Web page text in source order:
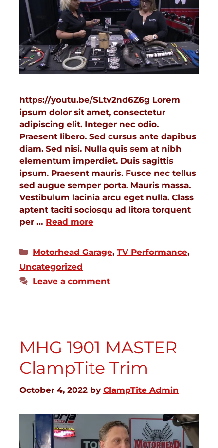
https://youtu.be/SLtv2nd6Z6g Lorem
ipsum dolor sit amet, consectetur
adipiscing elit. Integer nec odio.
Praesent libero. Sed cursus ante dapibus
diam. Sed nisi. Nulla quis sem at nibh
elementum imperdiet. Duis sagittis
ipsum. Praesent mauris. Fusce nec tellus
sed augue semper porta. Mauris massa.
Vestibulum lacinia arcu eget nulla. Class
aptent taciti sociosqu ad litora torquent
per … Read more
Motorhead Garage,TV Performance,
Uncategorized
Leave a comment
MHG 1901 MASTER
ClampTite Trim
October 4, 2022 by ClampTite Admin